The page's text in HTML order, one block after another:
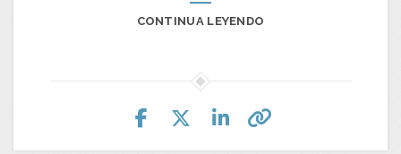
CONTINUA LEYENDO